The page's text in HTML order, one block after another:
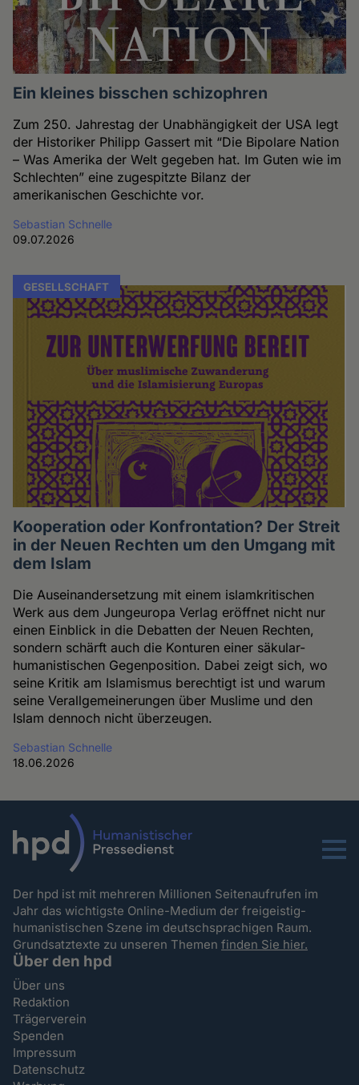
Ein kleines bisschen schizophren
Zum 250. Jahrestag der Unabhängigkeit der USA legt
der Historiker Philipp Gassert mit “Die Bipolare Nation
– Was Amerika der Welt gegeben hat. Im Guten wie im
Schlechten” eine zugespitzte Bilanz der
amerikanischen Geschichte vor.
Sebastian Schnelle
09.07.2026
GESELLSCHAFT
Kooperation oder Konfrontation? Der Streit
in der Neuen Rechten um den Umgang mit
dem Islam
Die Auseinandersetzung mit einem islamkritischen
Werk aus dem Jungeuropa Verlag eröffnet nicht nur
einen Einblick in die Debatten der Neuen Rechten,
sondern schärft auch die Konturen einer säkular-
humanistischen Gegenposition. Dabei zeigt sich, wo
seine Kritik am Islamismus berechtigt ist und warum
seine Verallgemeinerungen über Muslime und den
Islam dennoch nicht überzeugen.
Sebastian Schnelle
18.06.2026
Menu
Der hpd ist mit mehreren Millionen Seitenaufrufen im
Jahr das wichtigste Online-Medium der freigeistig-
humanistischen Szene im deutschsprachigen Raum.
Grundsatztexte zu unseren Themenfinden Sie hier.
Über den hpd
Über uns
Redaktion
Trägerverein
Spenden
Impressum
Datenschutz